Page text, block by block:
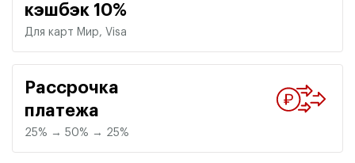
кэшбэк 10%
Для карт Мир, Visa
Рассрочка
платежа
25% → 50% → 25%